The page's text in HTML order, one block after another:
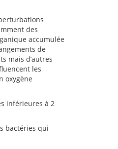
des
accumulée
de
mais d’autres
les
oxygène
inférieures à 2
bactéries qui